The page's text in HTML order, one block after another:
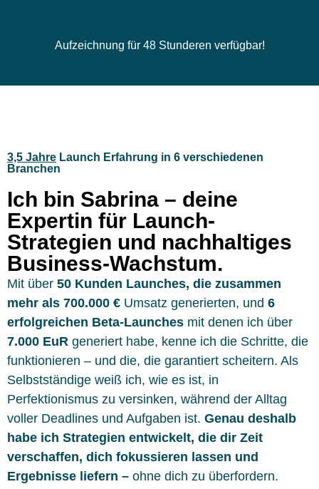
Aufzeichnung für 48 Stunderen verfügbar!
Ich bin Sabrina – deine
Expertin für Launch-
Strategien und nachhaltiges
Business-Wachstum.
Mit über 50 Kunden Launches, die zusammen
mehr als 700.000 € Umsatz generierten, und 6
erfolgreichen Beta-Launches mit denen ich über
7.000 EuR generiert habe, kenne ich die Schritte, die
funktionieren – und die, die garantiert scheitern. Als
Selbstständige weiß ich, wie es ist, in
Perfektionismus zu versinken, während der Alltag
voller Deadlines und Aufgaben ist. Genau deshalb
habe ich Strategien entwickelt, die dir Zeit
verschaffen, dich fokussieren lassen und
Ergebnisse liefern – ohne dich zu überfordern.
3,5 Jahre Launch Erfahrung in 6 verschiedenen
Branchen